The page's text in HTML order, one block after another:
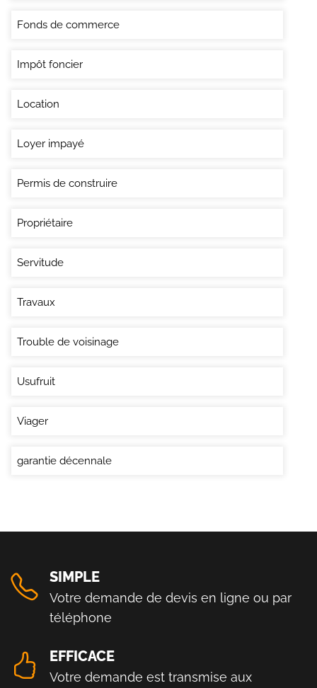
Fonds de commerce
Impôt foncier
Location
Loyer impayé
Permis de construire
Propriétaire
Servitude
Travaux
Trouble de voisinage
Usufruit
Viager
garantie décennale
SIMPLE
Votre demande de devis en ligne ou par
téléphone
EFFICACE
Votre demande est transmise aux